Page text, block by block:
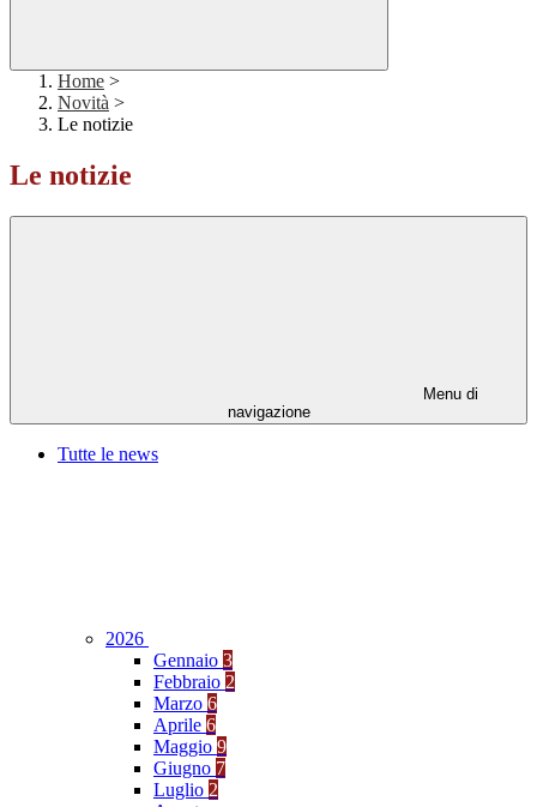
Home >
Novità >
Le notizie
Le notizie
Menu di
navigazione
Tutte le news
2026
Gennaio 3
Febbraio 2
Marzo 6
Aprile 6
Maggio 9
Giugno 7
Luglio 2